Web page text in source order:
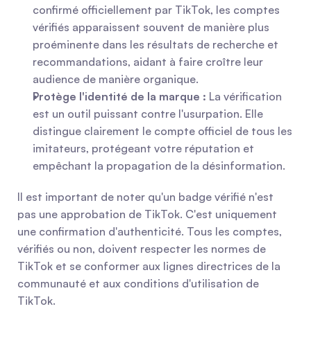
confirmé officiellement par TikTok, les comptes
vérifiés apparaissent souvent de manière plus
proéminente dans les résultats de recherche et
recommandations, aidant à faire croître leur
audience de manière organique.
Protège l'identité de la marque : La vérification
est un outil puissant contre l'usurpation. Elle
distingue clairement le compte officiel de tous les
imitateurs, protégeant votre réputation et
empêchant la propagation de la désinformation.
Il est important de noter qu'un badge vérifié n'est
pas une approbation de TikTok. C'est uniquement
une confirmation d'authenticité. Tous les comptes,
vérifiés ou non, doivent respecter les normes de
TikTok et se conformer aux lignes directrices de la
communauté et aux conditions d'utilisation de
TikTok.